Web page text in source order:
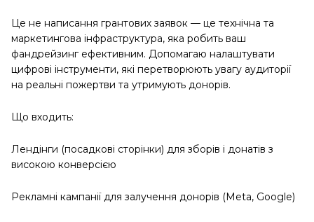
Це не написання грантових заявок — це технічна та
маркетингова інфраструктура, яка робить ваш
фандрейзинг ефективним. Допомагаю налаштувати
цифрові інструменти, які перетворюють увагу аудиторії
на реальні пожертви та утримують донорів.
Що входить:
Лендінги (посадкові сторінки) для зборів і донатів з
високою конверсією
Рекламні кампанії для залучення донорів (Meta, Google)